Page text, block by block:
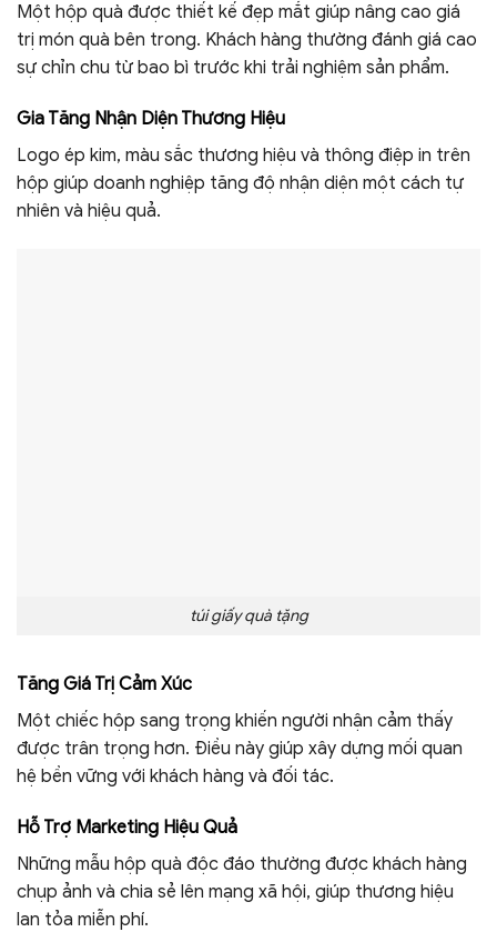
Một hộp quà được thiết kế đẹp mắt giúp nâng cao giá
trị món quà bên trong. Khách hàng thường đánh giá cao
sự chỉn chu từ bao bì trước khi trải nghiệm sản phẩm.
Gia Tăng Nhận Diện Thương Hiệu
Logo ép kim, màu sắc thương hiệu và thông điệp in trên
hộp giúp doanh nghiệp tăng độ nhận diện một cách tự
nhiên và hiệu quả.
túi giấy quà tặng
Tăng Giá Trị Cảm Xúc
Một chiếc hộp sang trọng khiến người nhận cảm thấy
được trân trọng hơn. Điều này giúp xây dựng mối quan
hệ bền vững với khách hàng và đối tác.
Hỗ Trợ Marketing Hiệu Quả
Những mẫu hộp quà độc đáo thường được khách hàng
chụp ảnh và chia sẻ lên mạng xã hội, giúp thương hiệu
lan tỏa miễn phí.